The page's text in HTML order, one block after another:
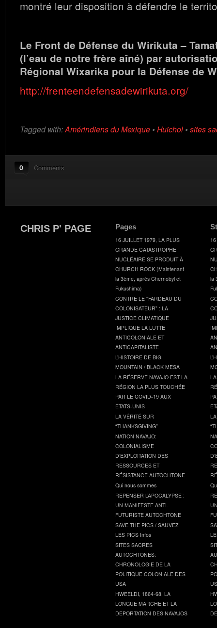
montré leur disposition à défendre le
Le Front de Défense du Wirikuta –
(l’eau de notre frère aîné) par
Régional Wixarika pour la Défense de
http://frenteendefensadewirikuta.org/
Tagged with:Amérindiens du Mexique • Huichol • sites
0 Comments
CHRIS P' PAGE Pages
16 JUILLET 1979, LA PLUS
GRANDE CATASTROPHE
NUCLÉAIRE SE PRODUIT À
CHURCH ROCK (Maintenant
la 3ème, après Chernobyl et
Fukushima)
CONTRE LE “FARDEAU DU
COLONISATEUR” : LA
JUSTICE CLIMATIQUE
IMPLIQUE LA LUTTE
ANTICOLONIALE ET
ANTICAPITALISTE
L’HISTOIRE DE BIG
MOUNTAIN / BLACK MESA
LA RÉSERVE NAVAJO EST LA
RÉGION LA PLUS TOUCHÉE
PAR LE COVID-19 AUX
ETATS-UNIS
LA VÉRITÉ SUR
“THANKSGIVING”
NATION NAVAJO:
COLONIALISME
D’EXPLOITATION DES
RESSOURCES ET
RÉSISTANCE AUTOCHTONE
Qui nous sommes
REPENSER L’APOCALYPSE :
UN MANIFESTE ANTI-
FUTURISTE AUTOCHTONE
SAVE THE PICS / SAUVEZ
LES PICS Infos
SITES SACRES
AUTOCHTONES:
CHRONOLOGIE DE LA
POLITIQUE COLONIALE DES
USA
HWEELDI, 1864-68, LA
LONGUE MARCHE ET LA
DEPORTATION DES NAVAJOS
la